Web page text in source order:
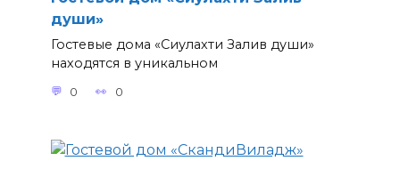
души»
Гостевые дома «Сиулахти Залив души»
находятся в уникальном
0 0